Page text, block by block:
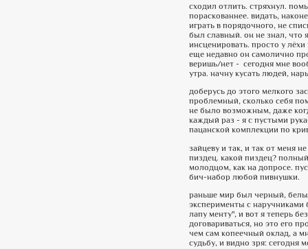
сходил отлить. стряхнул.
пораскованнее. видать,
играть в порядочного, не
был славный. он не знал, что
инсценировать. просто у
еще недавно он самолично
веришь/нет - сегодня мне
утра. начну кусать людей,
доберусь до этого мелкого
проблемный, сколько себя
не было возможным, даже
каждый раз - я с пустыми
пацанской комплекции по
зайцеву и так, и так от меня
пиздец. какой пиздец?
молодцом, как на допросе.
бич-набор любой пивнушки.
раньше мир был черный,
эксперименты с
лапу менту", и вот я теперь
договариваться, но это его
чем сам копеечный оклад, а
судьбу, и видно зря: сегодня